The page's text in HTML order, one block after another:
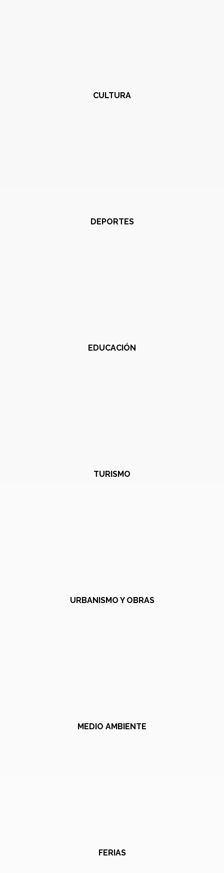
CULTURA
DEPORTES
EDUCACIÓN
TURISMO
URBANISMO Y OBRAS
MEDIO AMBIENTE
FERIAS